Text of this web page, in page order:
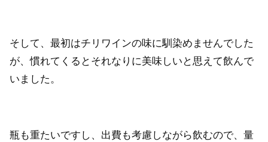
そして、最初はチリワインの味に馴染めませんでした
が、慣れてくるとそれなりに美味しいと思えて飲んで
いました。
瓶も重たいですし、出費も考慮しながら飲むので、量